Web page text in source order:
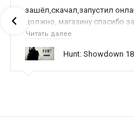
зашёл,скачал,запустил
должно, магазину спасибо
время,нервы и деньги,
поддержку населению и
оказываете помощь
Читать далее
Hunt: Showdown